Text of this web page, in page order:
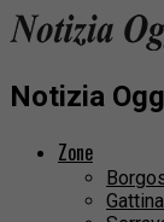
Notizia
Zone